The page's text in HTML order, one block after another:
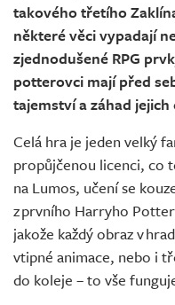
takového třetího
některé věci vypadají
zjednodušené RPG
potterovci mají před
tajemství a záhad
Celá hra je jeden velký
propůjčenou licenci, co
na Lumos, učení se
z prvního Harryho
jakože každý obraz v
vtipné animace, nebo i
do koleje – to vše